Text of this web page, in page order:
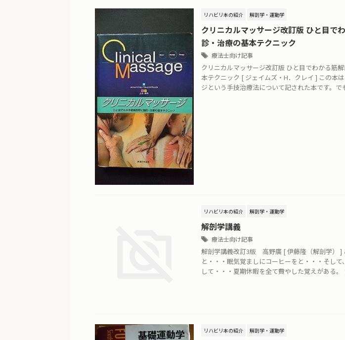
リハビリ本の紹介 解剖学・運動学
クリニカルマッサージ改訂版 ひと目で
診・治療の基本テクニック
療法士向け記事
クリニカルマッサージ改訂版 ひと目でわかる筋
本テクニック [ ジェイムズ・H．クレイ ] この本
ジという手技治療法について記された本です。で
リハビリ本の紹介 解剖学・運動学
解剖学講義
療法士向け記事
解剖学講義改訂3版 高野廣 [ 伊藤隆（解剖学） ]
と・・・眠気覚ましにコーヒーをと・・・そし
して・・・夏期休暇を全て費やした覚えがある。
リハビリ本の紹介 解剖学・運動学